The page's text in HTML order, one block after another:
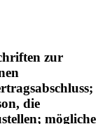
zur
die
mögliche